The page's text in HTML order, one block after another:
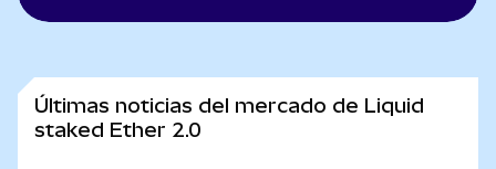
Últimas noticias del mercado de Liquid
staked Ether 2.0